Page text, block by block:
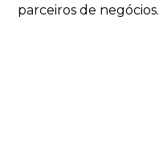
parceiros de negócios.